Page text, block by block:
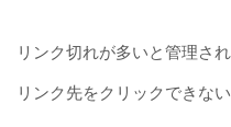
リンク切れが多いと管理さ
リンク先をクリックできな